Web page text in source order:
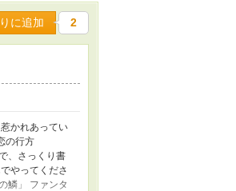
に追加 2
かれあってい
の行方
、さっくり書
やってくださ
鱗」 ファンタ